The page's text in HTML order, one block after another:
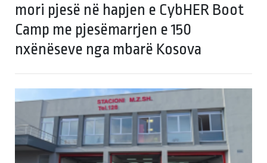
mori pjesë në hapjen e CybHER Boot
Camp me pjesëmarrjen e 150
nxënëseve nga mbarë Kosova